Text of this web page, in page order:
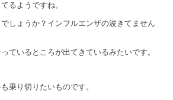
るようですね。
しょうか？インフルエンザの波きてません
ているところが出てきているみたいです。
乗り切りたいものです。